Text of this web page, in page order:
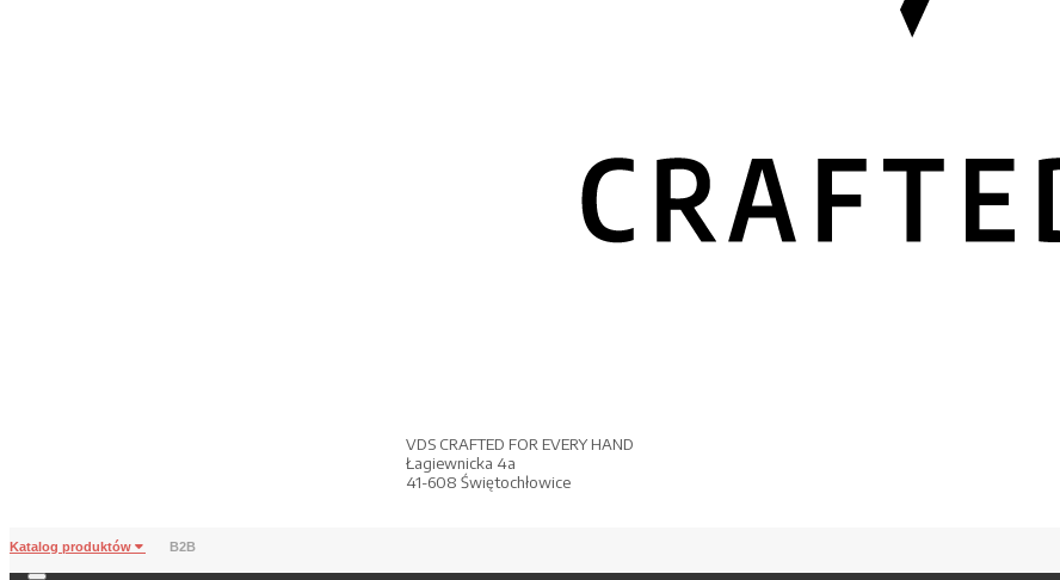
VDS CRAFTED FOR EVERY HAND
Łagiewnicka 4a
41-608 Świętochłowice
Katalog produktów B2B